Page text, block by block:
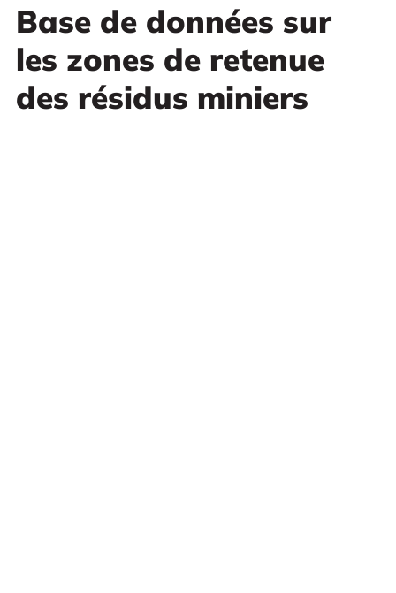
Base de données sur
les zones de retenue
des résidus miniers